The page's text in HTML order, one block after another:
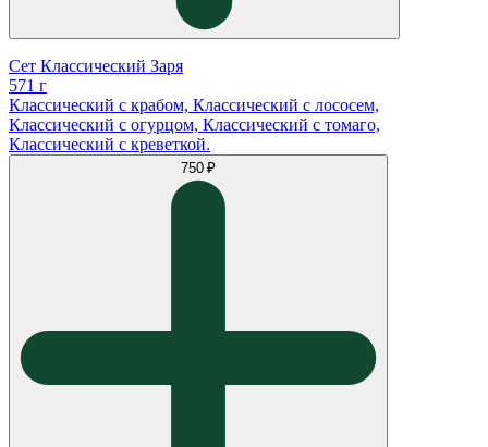
Сет Классический Заря
571 г
Классический с крабом, Классический с лососем,
Классический с огурцом, Классический с томаго,
Классический с креветкой.
750 ₽